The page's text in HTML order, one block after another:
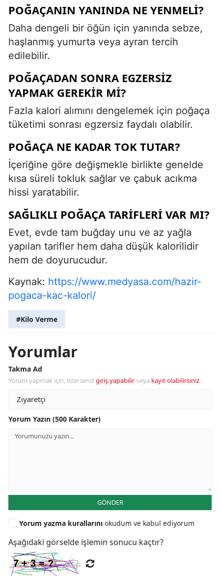
POĞAÇANIN YANINDA NE YENMELI?
Daha dengeli bir öğün için yanında sebze,
haşlanmış yumurta veya ayran tercih
edilebilir.
POĞAÇADAN SONRA EGZERSIZ
YAPMAK GEREKIR MI?
Fazla kalori alımını dengelemek için poğaça
tüketimi sonrası egzersiz faydalı olabilir.
POĞAÇA NE KADAR TOK TUTAR?
İçeriğine göre değişmekle birlikte genelde
kısa süreli tokluk sağlar ve çabuk acıkma
hissi yaratabilir.
SAĞLIKLI POĞAÇA TARIFLERI VAR MI?
Evet, evde tam buğday unu ve az yağla
yapılan tarifler hem daha düşük kalorilidir
hem de doyurucudur.
Kaynak: https://www.medyasa.com/hazir-
pogaca-kac-kalori/
#Kilo Verme
Yorumlar
Takma Ad
Yorum yapmak için, istersenizgiriş yapabilirveya kayıt olabilirsiniz.
Yorum Yazın (500 Karakter)
GÖNDER
Yorum yazma kurallarını okudum ve kabul ediyorum
Aşağıdaki görselde işlemin sonucu kaçtır?